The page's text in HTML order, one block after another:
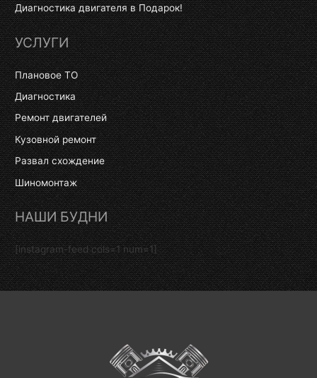
Диагностика двигателя в Подарок!
УСЛУГИ
Плановое ТО
Диагностика
Ремонт двигателей
Кузовной ремонт
Развал схождение
Шиномонтаж
НАШИ БУДНИ
[instagram-feed cols=1 num=1]